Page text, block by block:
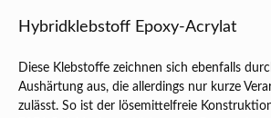
Hybridklebstoff Epoxy-Acrylat
Diese Klebstoffe zeichnen sich ebenfalls
Aushärtung aus, die allerdings nur kurze
zulässt. So ist der lösemittelfreie